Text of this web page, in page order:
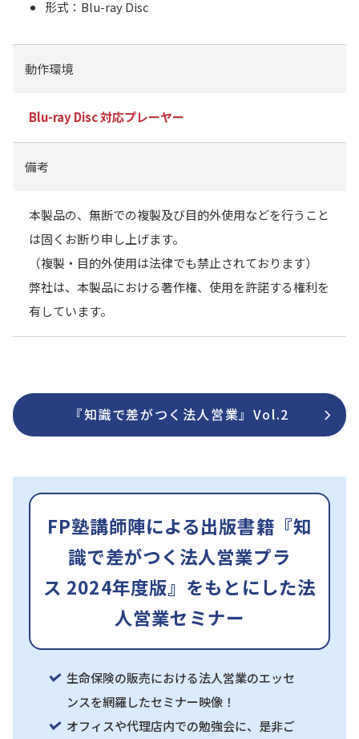
形式：Blu-ray Disc
動作環境
Blu-ray Disc 対応プレーヤー
備考
本製品の、無断での複製及び目的外使用などを行うこと
は固くお断り申し上げます。
（複製・目的外使用は法律でも禁止されております）
弊社は、本製品における著作権、使用を許諾する権利を
有しています。
『知識で差がつく法人営業』Vol.2
FP塾講師陣による出版書籍『知
識で差がつく法人営業プラ
ス 2024年度版』をもとにした法
人営業セミナー
生命保険の販売における法人営業のエッセ
ンスを網羅したセミナー映像！
オフィスや代理店内での勉強会に、是非ご